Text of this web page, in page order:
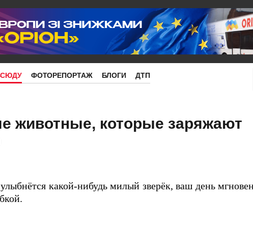
ФОТОРЕПОРТАЖ БЛОГИ ДТП
животные, которые заряжают
какой-нибудь милый зверёк, ваш день